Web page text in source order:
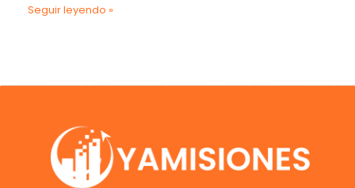
Seguir leyendo »